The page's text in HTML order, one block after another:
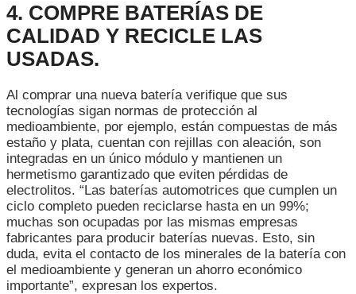
4. COMPRE BATERÍAS DE
CALIDAD Y RECICLE LAS
USADAS.
Al comprar una nueva batería verifique que sus
tecnologías sigan normas de protección al
medioambiente, por ejemplo, están compuestas de más
estaño y plata, cuentan con rejillas con aleación, son
integradas en un único módulo y mantienen un
hermetismo garantizado que eviten pérdidas de
electrolitos. “Las baterías automotrices que cumplen un
ciclo completo pueden reciclarse hasta en un 99%;
muchas son ocupadas por las mismas empresas
fabricantes para producir baterías nuevas. Esto, sin
duda, evita el contacto de los minerales de la batería con
el medioambiente y generan un ahorro económico
importante”, expresan los expertos.